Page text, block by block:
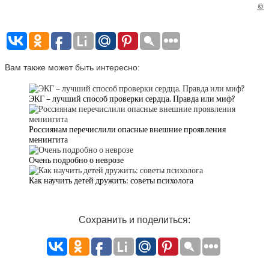
©
Вам также может быть интересно:
ЭКГ – лучший способ проверки сердца. Правда или миф?
Россиянам перечислили опасные внешние проявления
менингита
Очень подробно о неврозе
Как научить детей дружить: советы психолога
Сохранить и поделиться: